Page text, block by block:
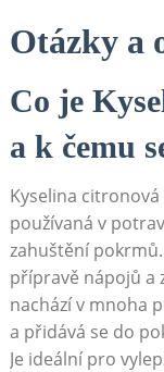
Otázky ‌a
Co⁤ je
a k čemu
Kyselina
používaná v
zahuštění
přípravě‍ nápojů a
nachází v mnoha
a přidává se‍ do
Je ideální⁢ pro‌